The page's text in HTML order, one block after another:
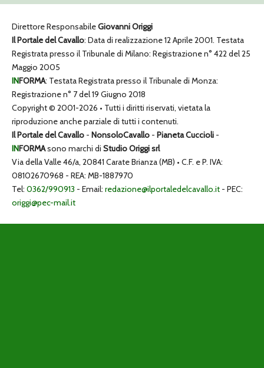
Direttore ResponsabileGiovanni Origgi
Il Portale del Cavallo: Data di realizzazione 12 Aprile 2001. Testata
Registrata presso il Tribunale di Milano: Registrazione n° 422 del 25
Maggio 2005
INFORMA: Testata Registrata presso il Tribunale di Monza:
Registrazione n° 7 del 19 Giugno 2018
Copyright © 2001-2026 • Tutti i diritti riservati, vietata la
riproduzione anche parziale di tutti i contenuti.
Il Portale del Cavallo - NonsoloCavallo - Pianeta Cuccioli -
INFORMAsono marchi di Studio Origgi srl
Via della Valle 46/a, 20841 Carate Brianza (MB) • C.F. e P. IVA:
08102670968 - REA: MB-1887970
Tel: 0362/990913 - Email: redazione@ilportaledelcavallo.it - PEC:
origgi@pec-mail.it